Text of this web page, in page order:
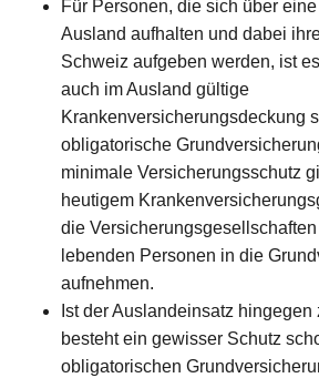
Für Personen, die sich über
Ausland aufhalten und dabei
Schweiz aufgeben werden, ist
auch im Ausland gültige
Krankenversicherungsdeckung
obligatorische
minimale Versicherungsschutz
heutigem
die
lebenden Personen in die
aufnehmen.
Ist der Auslandeinsatz
besteht ein gewisser Schutz
obligatorischen